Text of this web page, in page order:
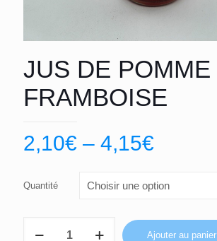
JUS DE POMME
FRAMBOISE
2,10€ – 4,15€
Quantité
Ajouter au panier